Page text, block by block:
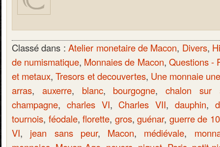
Classé dans :Atelier monetaire de Macon, Divers,
de numismatique, Monnaies de Macon, Questions -
et metaux,Tresors et decouvertes, Une monnaie
arras, auxerre, blanc, bourgogne, chalon sur
champagne, charles VI, Charles VII, dauphin,
tournois, féodale,florette, gros,guénar, guerre de
VI, jean sans peur, Macon, médiévale,